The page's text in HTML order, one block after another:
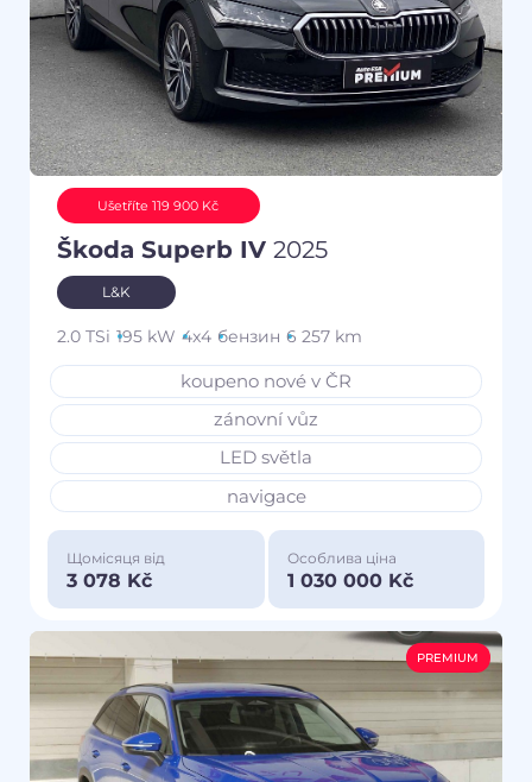
Ušetříte 119 900 Kč
Škoda Superb IV 2025
L&K
2.0 TSi 195 kW 4x4 бензин 6 257 km
koupeno nové v ČR
zánovní vůz
LED světla
navigace
Щомісяця від
3 078 Kč
Особлива ціна
1 030 000 Kč
PREMIUM